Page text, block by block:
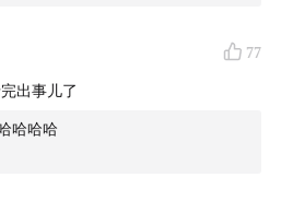
的脱口秀演出，微信搜索小程
77
出事儿了
哈哈哈